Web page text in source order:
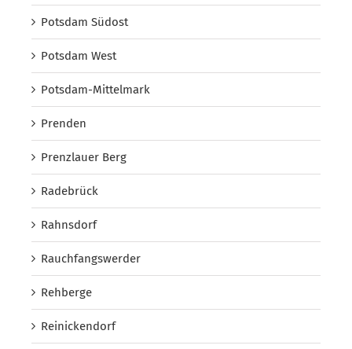
Potsdam Südost
Potsdam West
Potsdam-Mittelmark
Prenden
Prenzlauer Berg
Radebrück
Rahnsdorf
Rauchfangswerder
Rehberge
Reinickendorf